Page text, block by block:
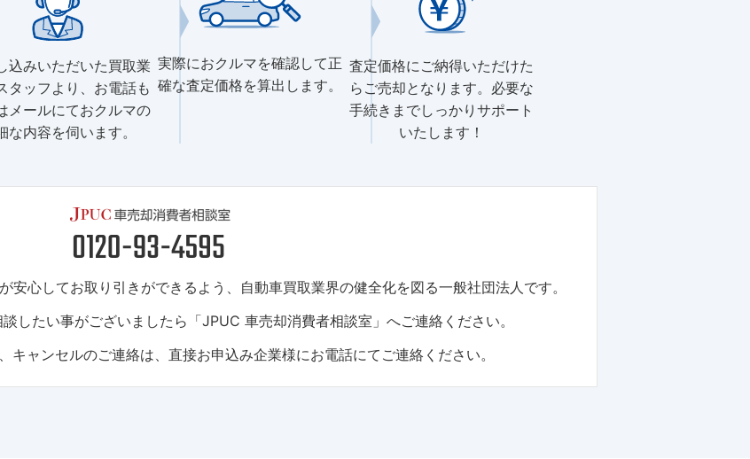
込みいただいた買取業
タッフより、お電話も
メールにておクルマの
な内容を伺います。
実際におクルマを確認して正
確な査定価格を算出します。
査定価格にご納得いただけた
らご売却となります。必要な
手続きまでしっかりサポート
いたします！
安心してお取り引きができるよう、自動車買取業界の健全化を図る一般社団法人です。
したい事がございましたら「JPUC 車売却消費者相談室」へご連絡ください。
ャンセルのご連絡は、直接お申込み企業様にお電話にてご連絡ください。